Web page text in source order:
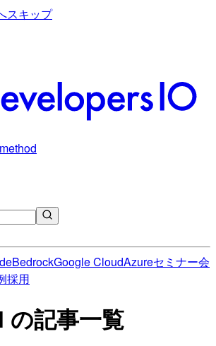
スキップ
BedrockGoogle CloudAzureセミナー会
採用
記事一覧